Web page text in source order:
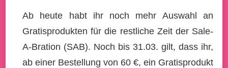
Ab heute habt ihr noch mehr Auswahl an
Gratisprodukten für die restliche Zeit der Sale-
A-Bration (SAB). Noch bis 31.03. gilt, dass ihr,
ab einer Bestellung von 60 €, ein Gratisprodukt